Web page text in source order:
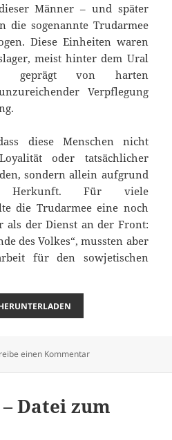
Männer – und später
die sogenannte Trudarmee
Diese Einheiten waren
meist hinter dem Ural
geprägt von harten
Verpflegung
diese Menschen nicht
oder tatsächlicher
sondern allein aufgrund
Herkunft. Für viele
die Trudarmee eine noch
als der Dienst an der Front:
des Volkes“, mussten aber
für den sowjetischen
einen Kommentarzu Soldaten aus
Datei zum